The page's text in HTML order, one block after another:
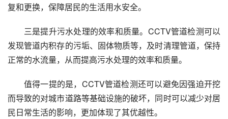
复和更换，保障居民的生活用水安全。
三是提升污水处理的效率和质量。CCTV管道检测可以
发现管道内积存的污垢、固体物质等，及时清理管道，保持
正常的水流量，从而提高污水处理的效率和质量。
值得一提的是，CCTV管道检测还可以避免因强迫开挖
而导致的对城市道路等基础设施的破坏，同时可以减少对居
民日常生活的影响，更加体现了其优越性。